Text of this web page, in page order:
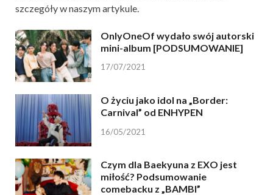
szczegóły w naszym artykule.
OnlyOneOf wydało swój autorski
mini-album [PODSUMOWANIE]
17/07/2021
O życiu jako idol na „Border:
Carnival” od ENHYPEN
16/05/2021
Czym dla Baekyuna z EXO jest
miłość? Podsumowanie
comebacku z „BAMBI”